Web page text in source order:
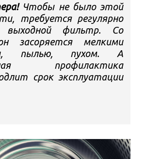
Чтобы не было этой
требуется регулярно
выходной фильтр. Со
засоряется мелкими
пылью, пухом. А
профилактика
срок эксплуатации